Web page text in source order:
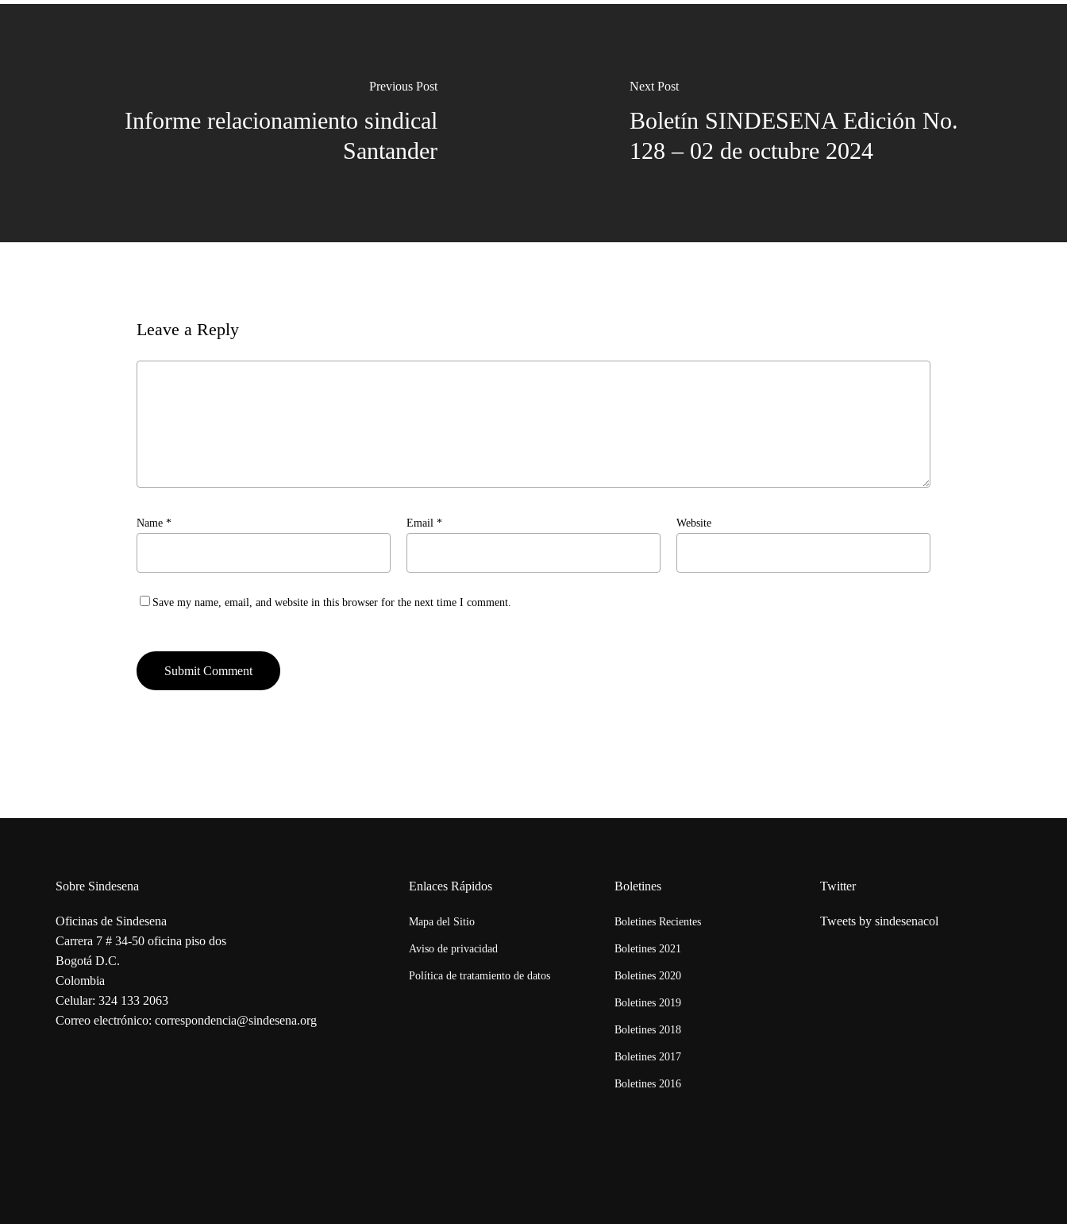
Previous Post
Informe relacionamiento sindical
Santander
Next Post
Boletín SINDESENA Edición No.
128 – 02 de octubre 2024
Leave a Reply
Name * Email * Website
Save my name, email, and website in this browser for the next time I comment.
Sobre Sindesena
Oficinas de Sindesena
Carrera 7 # 34-50 oficina piso dos
Bogotá D.C.
Colombia
Celular: 324 133 2063
Correo electrónico: correspondencia@sindesena.org
Enlaces Rápidos
Mapa del Sitio
Aviso de privacidad
Política de tratamiento de datos
Boletines
Boletines Recientes
Boletines 2021
Boletines 2020
Boletines 2019
Boletines 2018
Boletines 2017
Boletines 2016
Twitter
Tweets by sindesenacol